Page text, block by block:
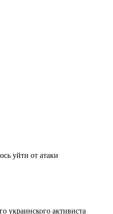
уйти от атаки
украинского активиста